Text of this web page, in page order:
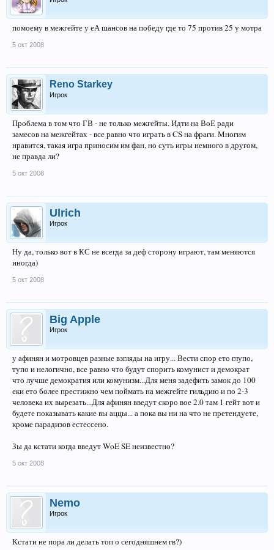
помоему в межгейте у еА шансов на победу где то 75 против 25 у мотра
5 окт 2008
Reno Starkey
Игрок
Проблема в том что ГВ - не только межгейты. Идти на ВоЕ ради
замесов на межгейтах - все равно что играть в CS на фраги. Многим
нравится, такая игра приносим им фан, но суть игры немного в другом,
не правда ли?
5 окт 2008
Ulrich
Игрок
Ну да, только вот в КС не всегда за деф сторону играют, там меняются
иногда)
5 окт 2008
Big Apple
Игрок
у афинян и мотровцев разные взгляды на игру... Вести спор ето глупо,
тупо и нелогично, все равно что будут спорить комунист и демократ
что лучше демократия или комунизм...Для меня задефить замок до 100
еки ето более престижно чем поймать на межгейте гильдию и по 2-3
человека их вырезать...Для афинян введут скоро вое 2.0 там 1 гейт вот и
будете показывать какие вы аццы... а пока вы ни на что не претендуете,
кроме парадизов естессено.
Зы да кстати когда введут WoE SE неизвестно?
5 окт 2008
Nemo
Игрок
Кстати не пора ли делать топ о сегодняшнем гв?)